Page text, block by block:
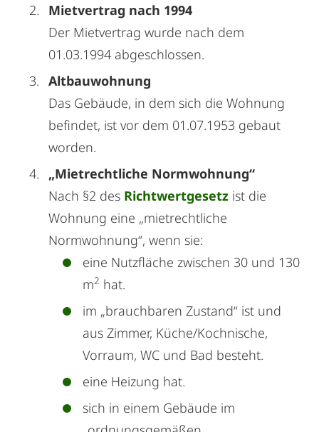
Mietvertrag nach 1994
Der Mietvertrag wurde nach dem
01.03.1994 abgeschlossen.
Altbauwohnung
Das Gebäude, in dem sich die Wohnung
befindet, ist vor dem 01.07.1953 gebaut
worden.
„Mietrechtliche Normwohnung“
Nach §2 des Richtwertgesetz ist die
Wohnung eine „mietrechtliche
Normwohnung“, wenn sie:
eine Nutzfläche zwischen 30 und 130
m2 hat.
im „brauchbaren Zustand“ ist und
aus Zimmer, Küche/Kochnische,
Vorraum, WC und Bad besteht.
eine Heizung hat.
sich in einem Gebäude im